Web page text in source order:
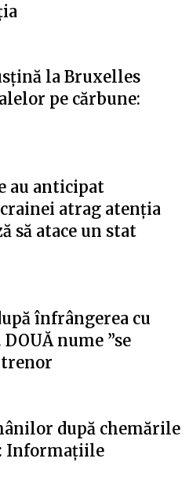
la Bruxelles
pe cărbune:
au anticipat
atrag atenția
să atace un stat
înfrângerea cu
nume ”se
după chemările
Informațiile